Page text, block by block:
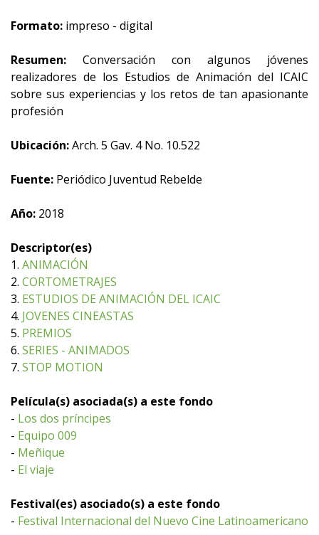
Formato: impreso - digital
Resumen: Conversación con algunos jóvenes
realizadores de los Estudios de Animación del ICAIC
sobre sus experiencias y los retos de tan apasionante
profesión
Ubicación:Arch. 5 Gav. 4 No. 10.522
Fuente: Periódico Juventud Rebelde
Año: 2018
Descriptor(es)
1. ANIMACIÓN
2. CORTOMETRAJES
3. ESTUDIOS DE ANIMACIÓN DEL ICAIC
4. JOVENES CINEASTAS
5. PREMIOS
6. SERIES - ANIMADOS
7. STOP MOTION
Película(s) asociada(s) a este fondo
- Los dos príncipes
- Equipo 009
- Meñique
- El viaje
Festival(es) asociado(s) a este fondo
- Festival Internacional del Nuevo Cine Latinoamericano